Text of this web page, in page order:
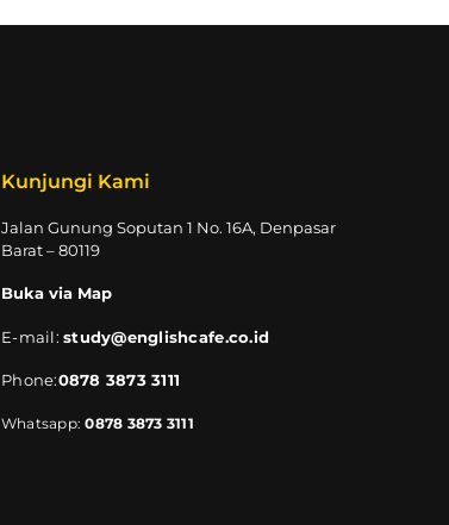
Kunjungi Kami
Jalan Gunung Soputan 1 No. 16A, Denpasar
Barat – 80119
Buka via Map
E-mail:study@englishcafe.co.id
Phone:0878 3873 3111
Whatsapp:0878 3873 3111